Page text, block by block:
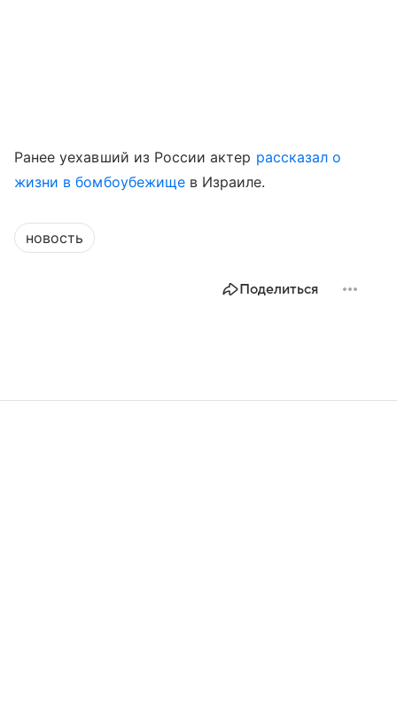
Ранее уехавший из России актер рассказал о
жизни в бомбоубежищев Израиле.
новость
Поделиться